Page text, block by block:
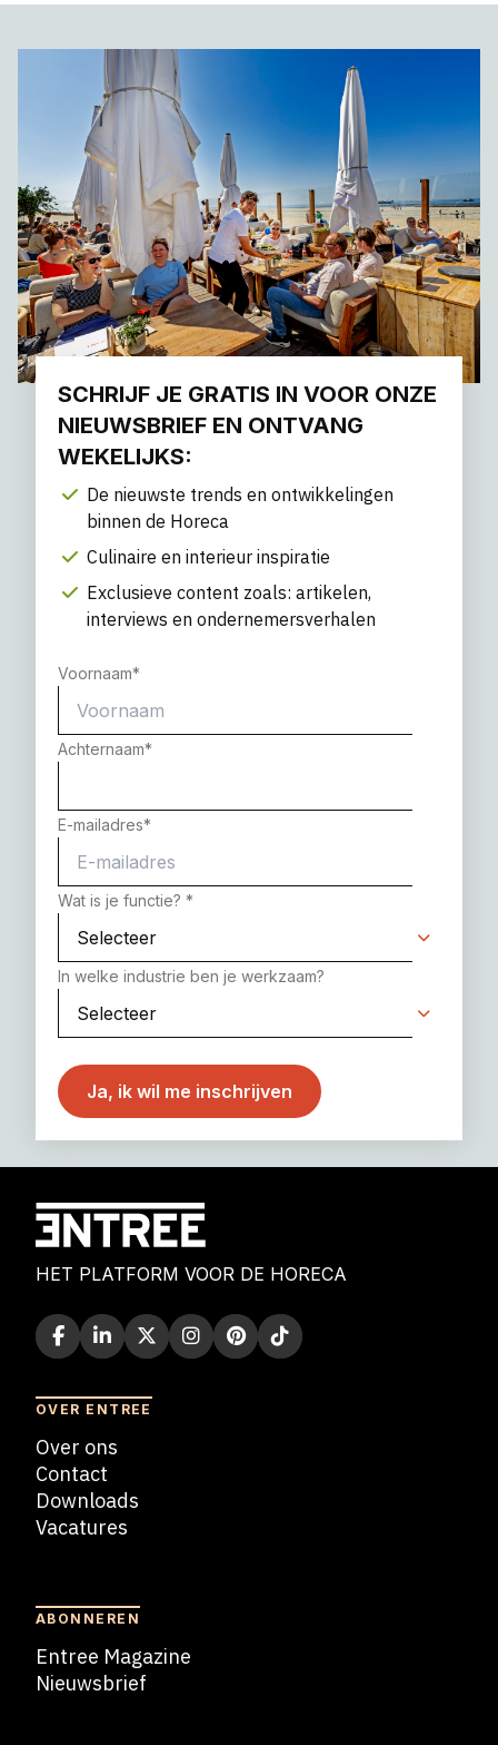
SCHRIJF JE GRATIS IN VOOR ONZE
NIEUWSBRIEF EN ONTVANG
WEKELIJKS:
De nieuwste trends en ontwikkelingen
binnen de Horeca
Culinaire en interieur inspiratie
Exclusieve content zoals: artikelen,
interviews en ondernemersverhalen
Voornaam*
Achternaam*
E-mailadres*
Wat is je functie? *
In welke industrie ben je werkzaam?
HET PLATFORM VOOR DE HORECA
OVER ENTREE
Over ons
Contact
Downloads
Vacatures
ABONNEREN
Entree Magazine
Nieuwsbrief